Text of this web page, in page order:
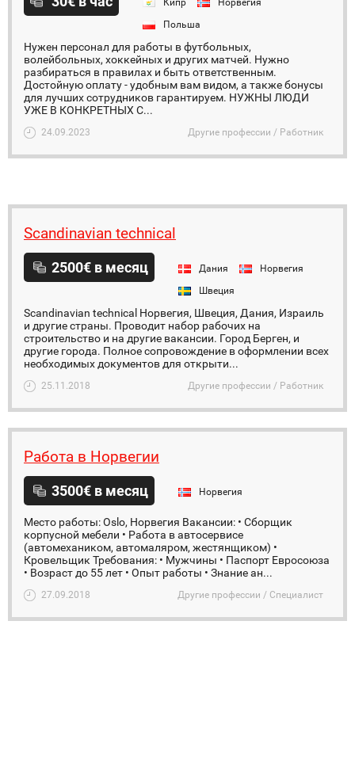
Кипр
Норвегия
Польша
Нужен персонал для работы в футбольных,
волейбольных, хоккейных и других матчей. Нужно
разбираться в правилах и быть ответственным.
Достойную оплату - удобным вам видом, а также бонусы
для лучших сотрудников гарантируем. НУЖНЫ ЛЮДИ
УЖЕ В КОНКРЕТНЫХ С...
24.09.2023 Другие профессии / Работник
Scandinavian technical
2500€ в месяц Дания
Норвегия
Швеция
Scandinavian technical Норвегия, Швеция, Дания, Израиль
и другие страны. Проводит набор рабочих на
строительство и на другие вакансии. Город Берген, и
другие города. Полное сопровождение в оформлении всех
необходимых документов для открыти...
25.11.2018 Другие профессии / Работник
Работа в Норвегии
3500€ в месяц Норвегия
Место работы: Oslo, Норвегия Вакансии: • Сборщик
корпусной мебели • Работа в автосервисе
(автомехаником, автомаляром, жестянщиком) •
Кровельщик Требования: • Мужчины • Паспорт Евросоюза
• Возраст до 55 лет • Опыт работы • Знание ан...
27.09.2018 Другие профессии / Специалист